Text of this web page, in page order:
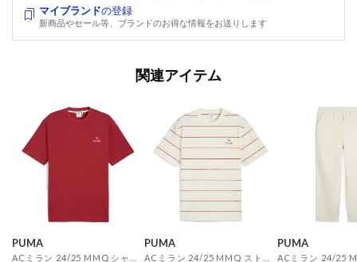
マイブランドの登録
新商品やセール等、ブランドのお得な情報をお送りします
関連アイテム
PUMA PUMA PUMA